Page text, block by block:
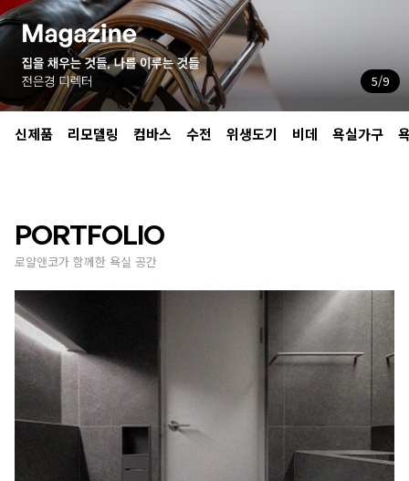
5/9
신제품 리모델링 컴바스 수전 위생도기 비데 욕실가구
PORTFOLIO
로얄앤코가 함께한 욕실 공간